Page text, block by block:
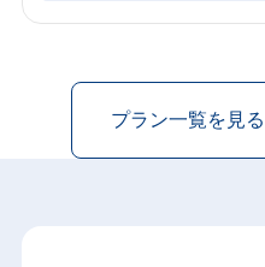
プラン一覧を見る